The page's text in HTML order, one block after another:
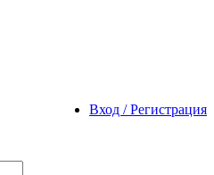
Вход / Регистрация